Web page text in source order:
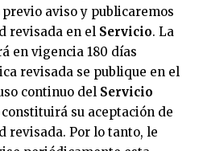
aviso y publicaremos
revisada en el Servicio. La
en vigencia 180 días
revisada se publique en el
continuo del Servicio
su aceptación de
revisada. Por lo tanto, le